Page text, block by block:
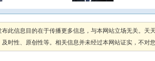
王霈
管理基金
中加丰尚纯债债券
中加丰享纯债债券
袁素
管理基金
中加丰泽纯
中加聚鑫纯
此信息目的在于传播更多信息，与本网站立场无关。
时性、原创性等。相关信息并未经过本网站证实，不